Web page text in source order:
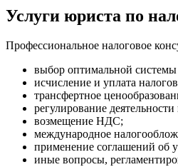
Услуги юриста по
Профессиональное налоговое
выбор оптимальной
исчисление и уплата
трансфертное
регулирование
возмещение НДС;
международное
применение соглашений об
иные вопросы,